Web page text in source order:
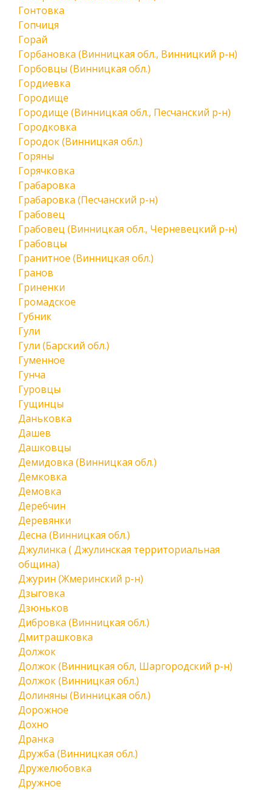
Гонтовка
Гопчиця
Горай
Горбановка (Винницкая обл., Винницкий р-н)
Горбовцы (Винницкая обл.)
Гордиевка
Городище
Городище (Винницкая обл., Песчанский р-н)
Городковка
Городок (Винницкая обл.)
Горяны
Горячковка
Грабаровка
Грабаровка (Песчанский р-н)
Грабовец
Грабовец (Винницкая обл., Черневецкий р-н)
Грабовцы
Гранитное (Винницкая обл.)
Гранов
Гриненки
Громадское
Губник
Гули
Гули (Барский обл.)
Гуменное
Гунча
Гуровцы
Гущинцы
Даньковка
Дашев
Дашковцы
Демидовка (Винницкая обл.)
Демковка
Демовка
Деребчин
Деревянки
Десна (Винницкая обл.)
Джулинка ( Джулинская территориальная
община)
Джурин (Жмеринский р-н)
Дзыговка
Дзюньков
Дибровка (Винницкая обл.)
Дмитрашковка
Должок
Должок (Винницкая обл, Шаргородский р-н)
Должок (Винницкая обл.)
Долиняны (Винницкая обл.)
Дорожное
Дохно
Дранка
Дружба (Винницкая обл.)
Дружелюбовка
Дружное